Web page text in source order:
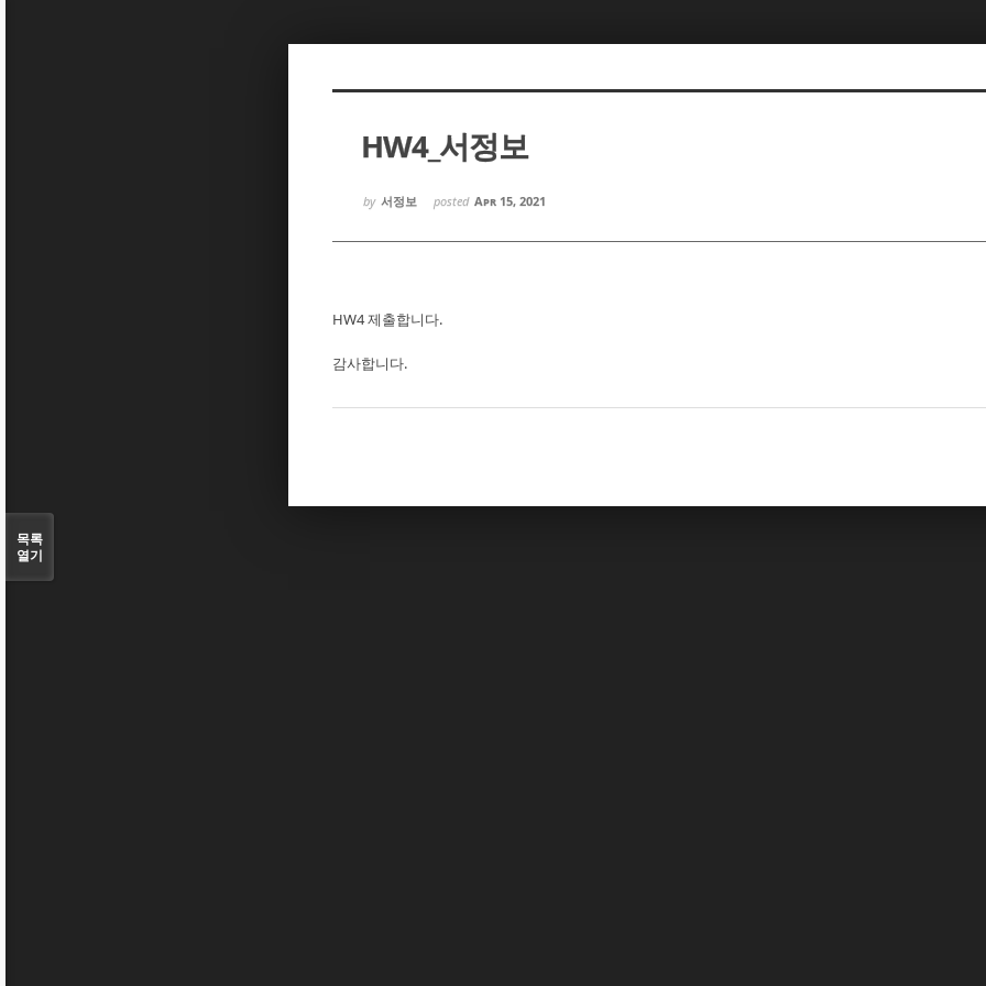
HW4_서정보
by 서정보 posted Apr 15, 2021
HW4 제출합니다.
감사합니다.
목록
열기
Sketchbook5, 스케치북5
Sketchbook5, 스케치북5
Sketchbook5, 스케치북5
Sketchbook5, 스케치북5